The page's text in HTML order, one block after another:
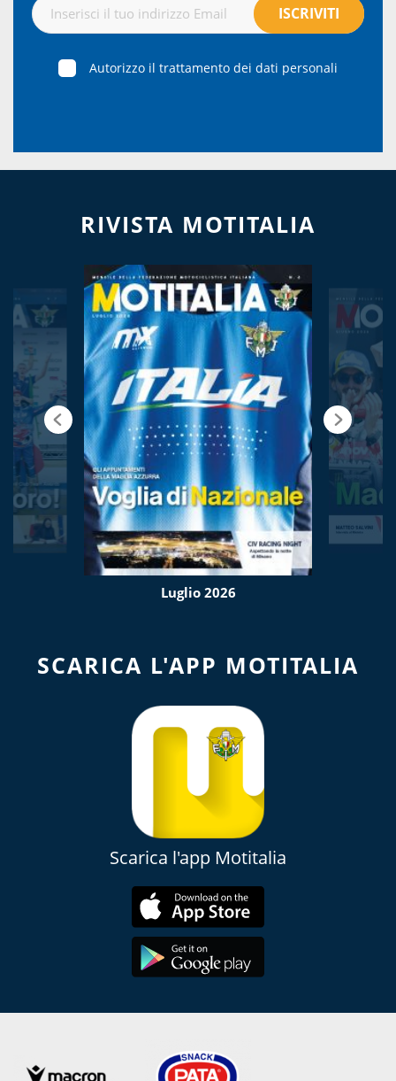
Autorizzo il trattamento dei dati personali
RIVISTA MOTITALIA
Luglio 2026
SCARICA L'APP MOTITALIA
Scarica l'app Motitalia